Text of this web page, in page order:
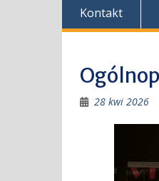
Kontakt
28 kwi 2026